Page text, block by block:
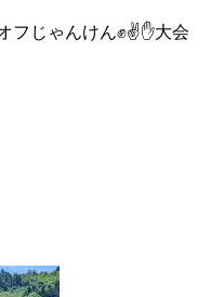
フじゃんけん✊✌️✋大会